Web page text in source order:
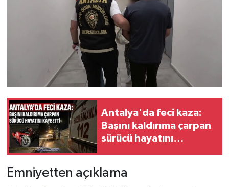
Antalya'da feci kaza:
Başını kaldırıma çarpan
sürücü hayatını
Emniyetten açıklama